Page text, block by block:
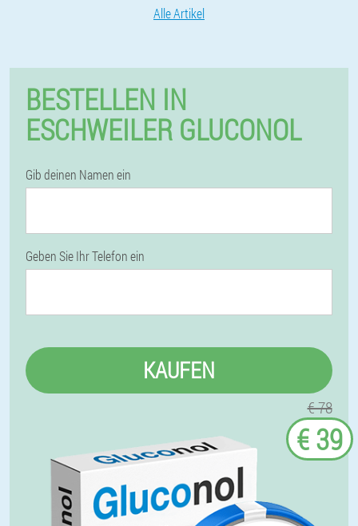
Alle Artikel
BESTELLEN IN
ESCHWEILER GLUCONOL
Gib deinen Namen ein
Geben Sie Ihr Telefon ein
KAUFEN
€ 78
€ 39